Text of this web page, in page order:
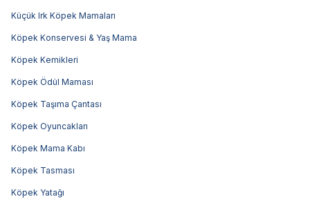
Küçük Irk Köpek Mamaları
Köpek Konservesi & Yaş Mama
Köpek Kemikleri
Köpek Ödül Maması
Köpek Taşıma Çantası
Köpek Oyuncakları
Köpek Mama Kabı
Köpek Tasması
Köpek Yatağı